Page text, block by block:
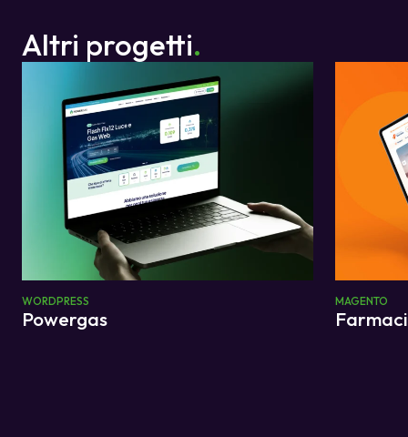
Altri progetti.
WORDPRESS
Powergas
MAGENTO